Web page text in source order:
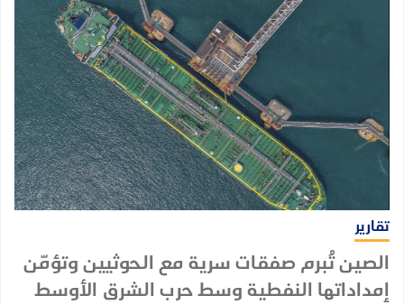
تقارير
الصين تُبرم صفقات سرية مع الحوثيين وتؤمّن
إمداداتها النفطية وسط حرب الشرق الأوسط